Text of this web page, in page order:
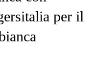
per il